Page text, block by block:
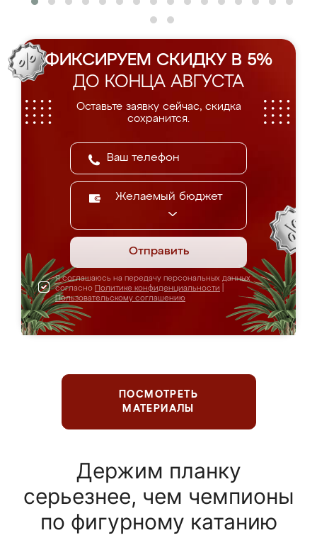
ФИКСИРУЕМ СКИДКУ В 5%
ДО КОНЦА АВГУСТА
Оставьте заявку сейчас, скидка
сохранится.
Желаемый бюджет
Отправить
Я соглашаюсь на передачу персональных данных
согласно Политике конфиденциальности
Пользовательскому соглашению
ПОСМОТРЕТЬ
МАТЕРИАЛЫ
Держим планку
серьезнее, чем чемпионы
по фигурному катанию